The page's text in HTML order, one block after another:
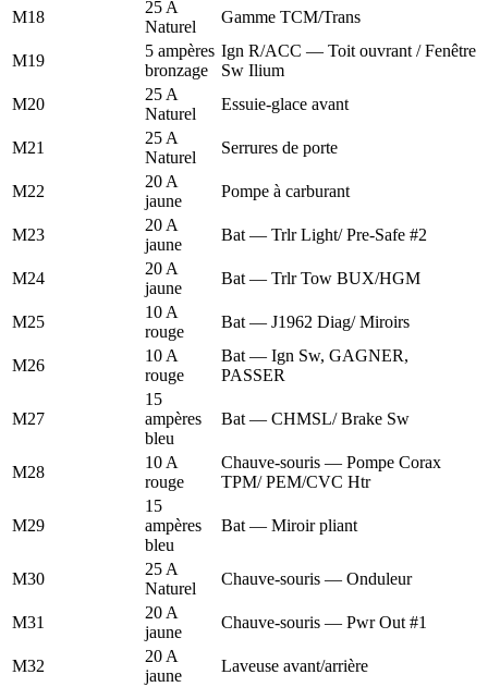
M18
25 A
Naturel
Gamme TCM/Trans
M19
5 ampères
bronzage
Ign R/ACC — Toit ouvrant / Fenêtre
Sw Ilium
M20
25 A
Naturel
Essuie-glace avant
M21
25 A
Naturel
Serrures de porte
M22
20 A
jaune
Pompe à carburant
M23
20 A
jaune
Bat — Trlr Light/ Pre-Safe #2
M24
20 A
jaune
Bat — Trlr Tow BUX/HGM
M25
10 A
rouge
Bat — J1962 Diag/ Miroirs
M26
10 A
rouge
Bat — Ign Sw, GAGNER,
PASSER
M27
15
ampères
bleu
Bat — CHMSL/ Brake Sw
M28
10 A
rouge
Chauve-souris — Pompe Corax
TPM/ PEM/CVC Htr
M29
15
ampères
bleu
Bat — Miroir pliant
M30
25 A
Naturel
Chauve-souris — Onduleur
M31
20 A
jaune
Chauve-souris — Pwr Out #1
M32
20 A
jaune
Laveuse avant/arrière